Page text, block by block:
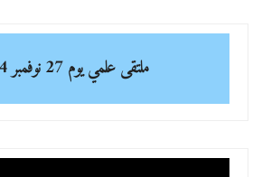
ملتقى علمييوم 27 نوفمبر 2024